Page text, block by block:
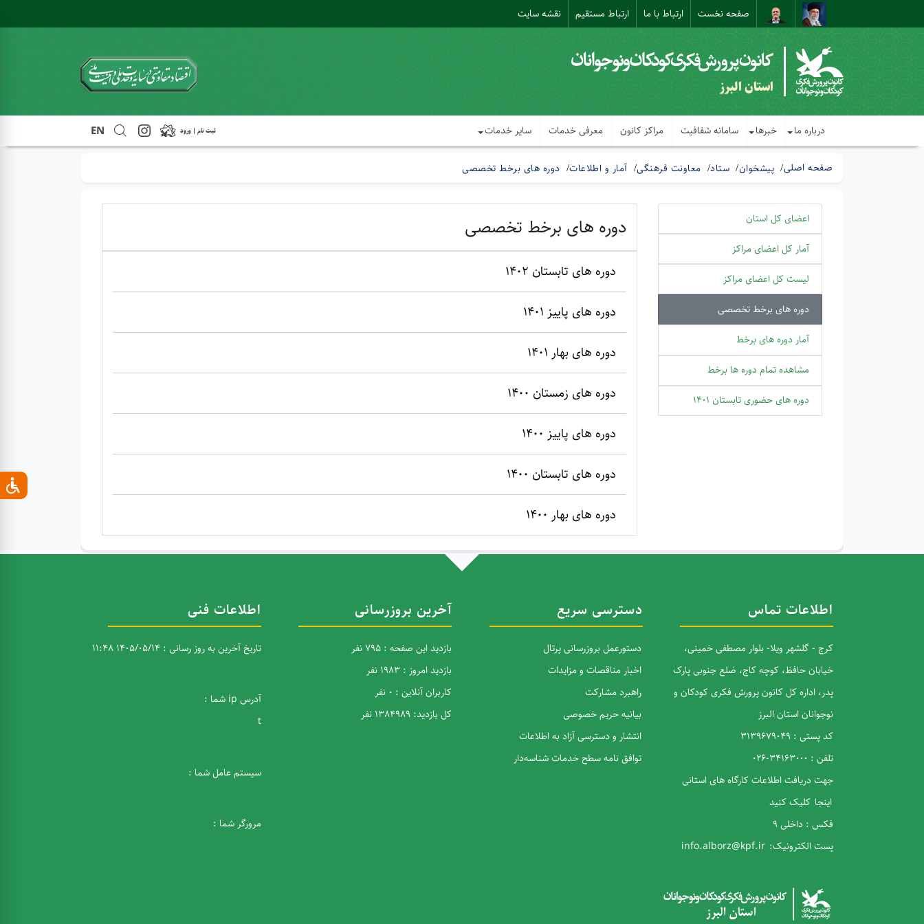
صفحه نخست ارتباط با ما ارتباط مستقیم نقشه سایت
استان البرز
درباره ما خبرها سامانه شفافیت مراکز کانون معرفی خدمات سایر خدمات EN ثبت نام | ورود
صفحه اصلی پیشخوان ستاد معاونت فرهنگی آمار و اطلاعات دوره های برخط تخصصی
اعضای کل استان
آمار کل اعضای مراکز
لیست کل اعضای مراکز
دوره های برخط تخصصی
آمار دوره های برخط
مشاهده تمام دوره ها برخط
دوره های حضوری تابستان 1401
دوره های برخط تخصصی
دوره های تابستان 1402
دوره های پاییز 1401
دوره های بهار 1401
دوره های زمستان 1400
دوره های پاییز 1400
دوره های تابستان 1400
دوره های بهار 1400
اطلاعات تماس
کرج - گلشهر ویلا- بلوار مصطفی خمینی،
خیابان حافظ، کوچه کاج، ضلع جنوبی پارک
پدر، اداره کل کانون پرورش فکری کودکان و
نوجوانان استان البرز
کد پستی : 3139679049
تلفن : 34163000-026
جهت دریافت اطلاعات کارگاه های استانی
اینجا کلیک کنید
فکس : داخلی 9
پست الکترونیک: info.alborz@kpf.ir
دسترسی سریع
دستورعمل بروزرسانی پرتال
اخبار مناقصات و مزایدات
راهبرد مشارکت
بیانیه حریم خصوصی
انتشار و دسترسی آزاد به اطلاعات
توافق نامه سطح خدمات شناسه‌دار
آخرین بروزرسانی
بازدید این صفحه : 795 نفر
بازدید امروز : 1983 نفر
کاربران آنلاین : 0 نفر
کل بازدید: 1384989 نفر
اطلاعات فنی
تاریخ آخرین به روز رسانی : 1405/05/14 11:48
آدرس ip شما :
t
سیستم عامل شما :
مرورگر شما :